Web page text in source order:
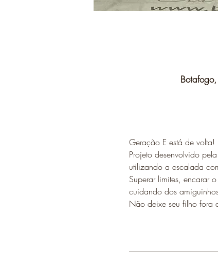
Geração E está de volta!
Projeto desenvolvido
utilizando a escalada
Superar limites, encarar
cuidando dos
Não deixe seu filho fora